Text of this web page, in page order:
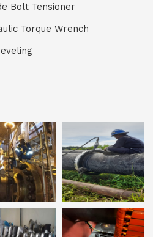
Bolt Tensioner
Torque Wrench